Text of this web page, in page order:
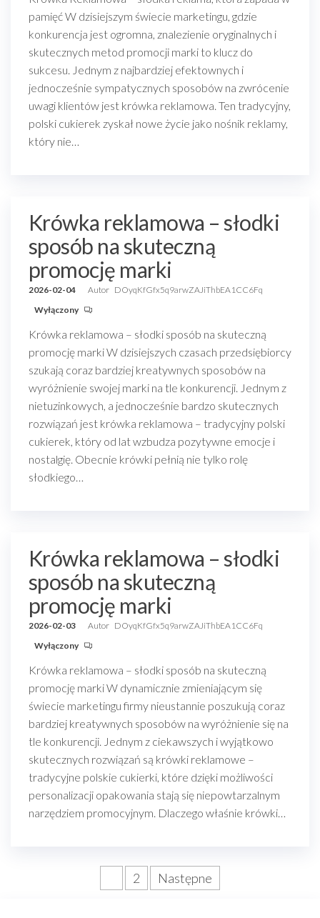
pamięć W dzisiejszym świecie marketingu, gdzie
konkurencja jest ogromna, znalezienie oryginalnych i
skutecznych metod promocji marki to klucz do
sukcesu. Jednym z najbardziej efektownych i
jednocześnie sympatycznych sposobów na zwrócenie
uwagi klientów jest krówka reklamowa. Ten tradycyjny,
polski cukierek zyskał nowe życie jako nośnik reklamy,
który nie…
Krówka reklamowa – słodki
sposób na skuteczną
promocję marki
2026-02-04 Autor DOyqKfGfx5q9arwZAJiThbEA1CC6Fq
Wyłączony
Krówka reklamowa – słodki sposób na skuteczną
promocję marki W dzisiejszych czasach przedsiębiorcy
szukają coraz bardziej kreatywnych sposobów na
wyróżnienie swojej marki na tle konkurencji. Jednym z
nietuzinkowych, a jednocześnie bardzo skutecznych
rozwiązań jest krówka reklamowa – tradycyjny polski
cukierek, który od lat wzbudza pozytywne emocje i
nostalgię. Obecnie krówki pełnią nie tylko rolę
słodkiego…
Krówka reklamowa – słodki
sposób na skuteczną
promocję marki
2026-02-03 Autor DOyqKfGfx5q9arwZAJiThbEA1CC6Fq
Wyłączony
Krówka reklamowa – słodki sposób na skuteczną
promocję marki W dynamicznie zmieniającym się
świecie marketingu firmy nieustannie poszukują coraz
bardziej kreatywnych sposobów na wyróżnienie się na
tle konkurencji. Jednym z ciekawszych i wyjątkowo
skutecznych rozwiązań są krówki reklamowe –
tradycyjne polskie cukierki, które dzięki możliwości
personalizacji opakowania stają się niepowtarzalnym
narzędziem promocyjnym. Dlaczego właśnie krówki…
Stronicowanie
2 Następne